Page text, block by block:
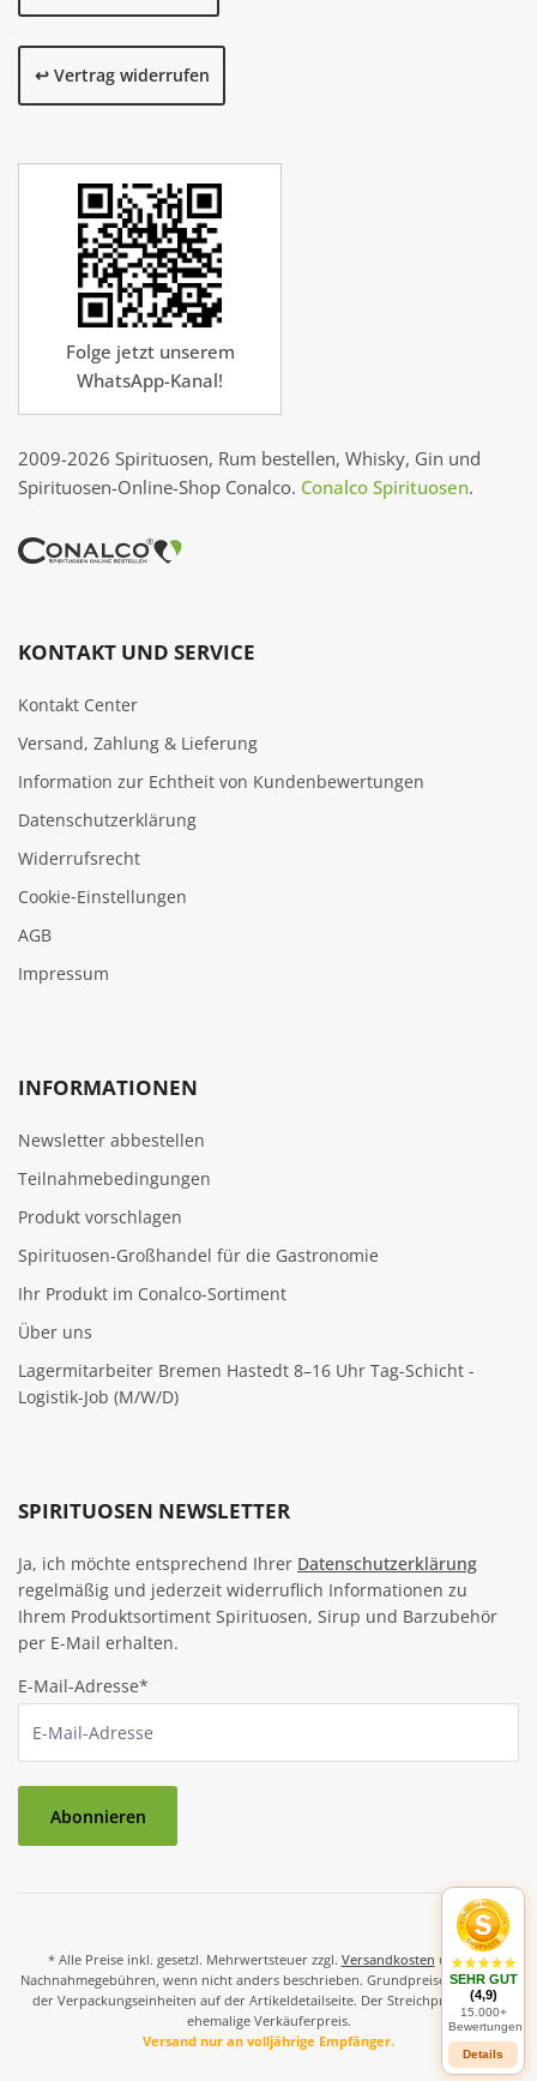
↩️ Vertrag widerrufen
Folge jetzt unserem
WhatsApp-Kanal!
2009-2026 Spirituosen, Rum bestellen, Whisky, Gin und
Spirituosen-Online-Shop Conalco. Conalco Spirituosen.
KONTAKT UND SERVICE
Kontakt Center
Versand, Zahlung & Lieferung
Information zur Echtheit von Kundenbewertungen
Datenschutzerklärung
Widerrufsrecht
Cookie‑Einstellungen
AGB
Impressum
INFORMATIONEN
Newsletter abbestellen
Teilnahmebedingungen
Produkt vorschlagen
Spirituosen-Großhandel für die Gastronomie
Ihr Produkt im Conalco-Sortiment
Über uns
Lagermitarbeiter Bremen Hastedt 8–16 Uhr Tag-Schicht -
Logistik-Job (M/W/D)
SPIRITUOSEN NEWSLETTER
Ja, ich möchte entsprechend Ihrer Datenschutzerklärung
regelmäßig und jederzeit widerruflich Informationen zu
Ihrem Produktsortiment Spirituosen, Sirup und Barzubehör
per E-Mail erhalten.
E-Mail-Adresse*
Abonnieren
* Alle Preise inkl. gesetzl. Mehrwertsteuer zzgl. Versandkosten und ggf.
Nachnahmegebühren, wenn nicht anders beschrieben. Grundpreise und Preise
der Verpackungseinheiten auf der Artikeldetailseite. Der Streichpreis ist der
ehemalige Verkäuferpreis.
Versand nur an volljährige Empfänger.
SEHR GUT
(4,9)
15.000+
Bewertungen
Details